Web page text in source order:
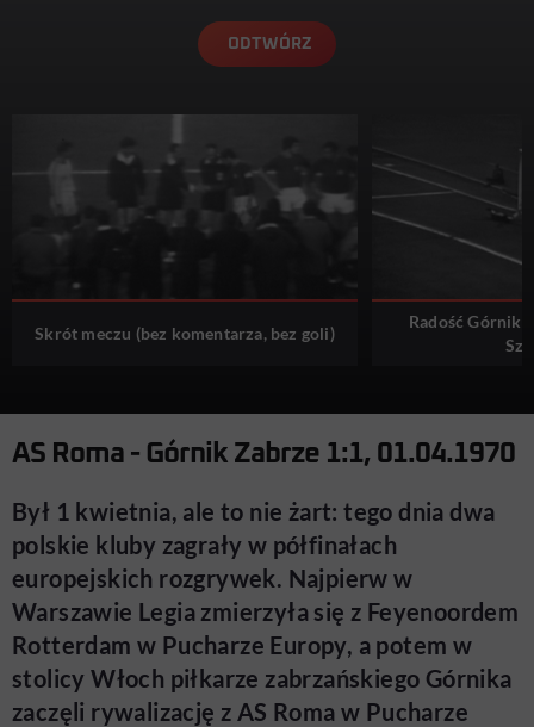
ODTWÓRZ
Skrót meczu (bez komentarza, bez goli)
Radość
AS Roma - Górnik Zabrze 1:1, 01.04.1970
Był 1 kwietnia, ale to nie żart: tego dnia dwa
polskie kluby zagrały w półfinałach
europejskich rozgrywek. Najpierw w
Warszawie Legia zmierzyła się z Feyenoordem
Rotterdam w Pucharze Europy, a potem w
stolicy Włoch piłkarze zabrzańskiego Górnika
zaczęli rywalizację z AS Roma w Pucharze